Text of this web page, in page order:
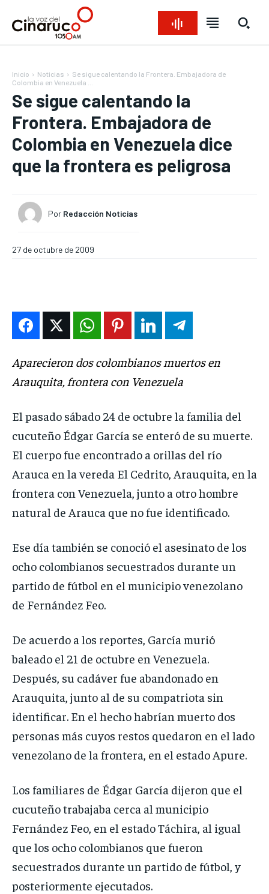
INTERNACIONAL
DEPORTES
EN VIVO
NOSOTROS
INSTITUCIONAL
INTERNACIONAL
DEPORTES
EN VIVO
NOSOTROS
INSTITUCIONAL
INTERNACIONAL
DEPORTES
EN VIVO
NOSOTROS
INSTITUCIONAL
INTERNACIONAL
DEPORTES
EN VIVO
NOSOTROS
INSTITUCIONAL
Inicio Noticias
Se sigue calentando la Frontera. Embajadora de
Colombia en Venezuela ...
Se sigue calentando la
Frontera. Embajadora de
Colombia en Venezuela dice
que la frontera es peligrosa
Por Redacción Noticias
27 de octubre de 2009
Aparecieron dos colombianos muertos en
Arauquita, frontera con Venezuela
El pasado sábado 24 de octubre la familia del
cucuteño Édgar García se enteró de su muerte.
El cuerpo fue encontrado a orillas del río
Arauca en la vereda El Cedrito, Arauquita, en la
frontera con Venezuela, junto a otro hombre
natural de Arauca que no fue identificado.
Ese día también se conoció el asesinato de los
ocho colombianos secuestrados durante un
partido de fútbol en el municipio venezolano
de Fernández Feo.
De acuerdo a los reportes, García murió
baleado el 21 de octubre en Venezuela.
Después, su cadáver fue abandonado en
Arauquita, junto al de su compatriota sin
identificar. En el hecho habrían muerto dos
personas más cuyos restos quedaron en el lado
venezolano de la frontera, en el estado Apure.
Los familiares de Édgar García dijeron que el
cucuteño trabajaba cerca al municipio
Fernández Feo, en el estado Táchira, al igual
que los ocho colombianos que fueron
secuestrados durante un partido de fútbol, y
posteriormente ejecutados.